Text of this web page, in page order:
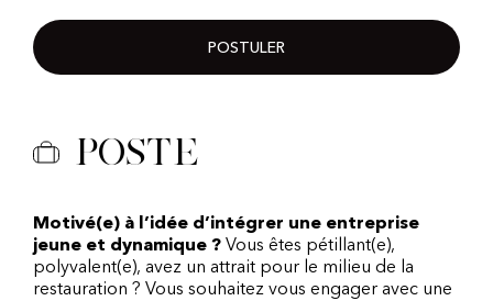
POSTULER
Poste
Motivé(e) à l’idée d’intégrer une entreprise
jeune et dynamique ? Vous êtes pétillant(e),
polyvalent(e), avez un attrait pour le milieu de la
restauration ? Vous souhaitez vous engager avec une